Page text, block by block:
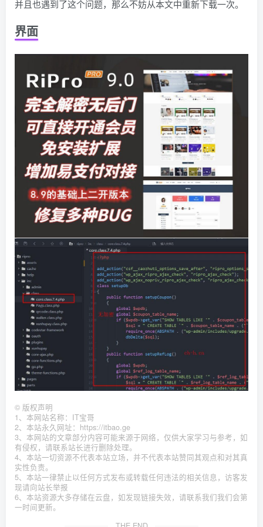
并且也遇到了这个问题，那么不妨从本文中重新下载一次。
界面
© 版权声明
1、本网站名称：IT宝哥
2、本站永久网址：https://itbao.ge
3、本网站的文章部分内容可能来源于网络，仅供大家学习与参考，如
有侵权，请联系站长进行删除处理。
4、本站一切资源不代表本站立场，并不代表本站赞同其观点和对其真
实性负责。
5、本站一律禁止以任何方式发布或转载任何违法的相关信息，访客发
现请向站长举报
6、本站资源大多存储在云盘，如发现链接失效，请联系我们我们会第
一时间更新。